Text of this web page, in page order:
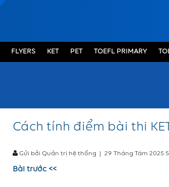
FLYERS KET PET TOEFL PRIMARY
Cách tính điểm bài thi
Gửi bởi Quản trị hệ thống | 29 Tháng Tám 2025
Bài trước <<